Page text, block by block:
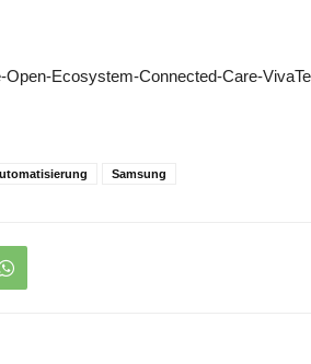
Open-Ecosystem-Connected-Care-
Samsung